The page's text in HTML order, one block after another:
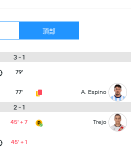
頂部
3 - 1
79'
77' A. Espino
2 - 1
45' + 7 Trejo
45' + 1